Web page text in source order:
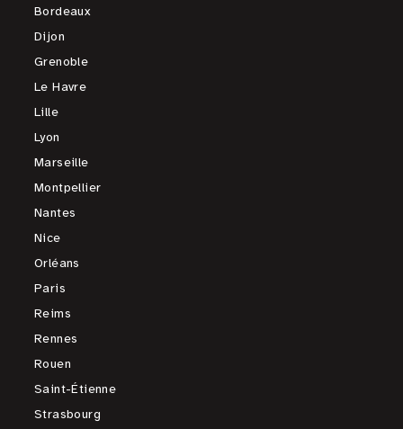
Bordeaux
Dijon
Grenoble
Le Havre
Lille
Lyon
Marseille
Montpellier
Nantes
Nice
Orléans
Paris
Reims
Rennes
Rouen
Saint-Étienne
Strasbourg